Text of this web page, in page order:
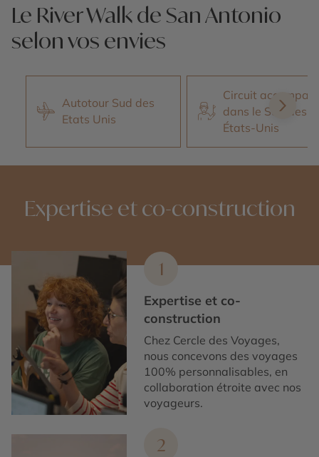
Le River Walk de San Antonio
selon vos envies
Autotour Sud des
Etats Unis
Circuit
dans le Sud des
États-Unis
Expertise et co-construction
1
Expertise et co-
construction
Chez Cercle des Voyages,
nous concevons des voyages
100% personnalisables, en
collaboration étroite avec nos
voyageurs.
2